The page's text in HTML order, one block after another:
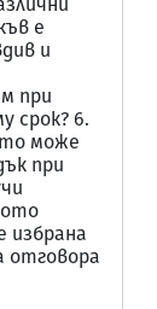
е
и
при
срок? 6.
може
при
избрана
отговора